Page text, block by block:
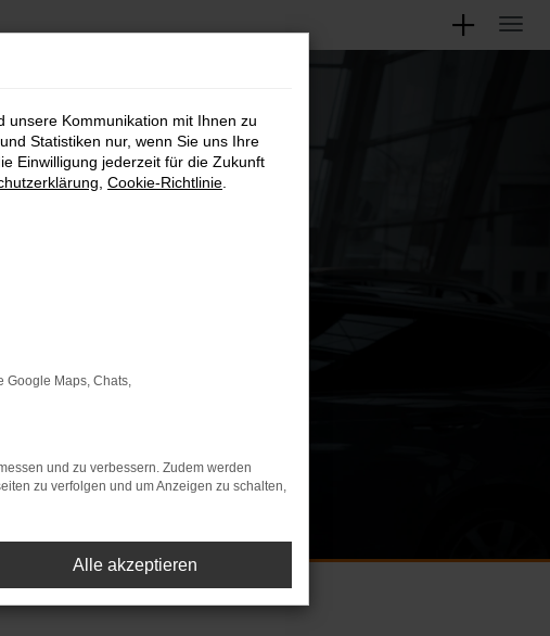
unsere Kommunikation mit Ihnen zu
Statistiken nur, wenn Sie uns Ihre
Einwilligung jederzeit für die Zukunft
Cookie-Richtlinie
Google Maps, Chats,
und zu verbessern. Zudem werden
zu verfolgen und um Anzeigen zu schalten,
Alle akzeptieren